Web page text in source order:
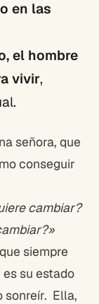
en las
el hombre
vivir,
señora, que
conseguir
cambiar?
siempre
su estado
sonreír. Ella,